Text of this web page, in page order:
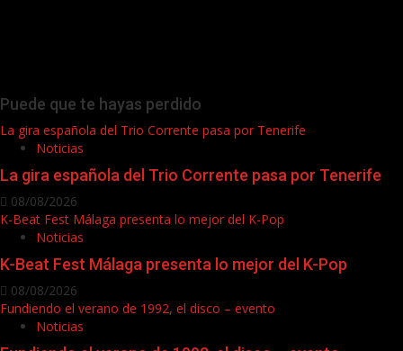
Puede que te hayas perdido
La gira española del Trio Corrente pasa por Tenerife
Noticias
La gira española del Trio Corrente pasa por Tenerife
08/08/2026
K-Beat Fest Málaga presenta lo mejor del K-Pop
Noticias
K-Beat Fest Málaga presenta lo mejor del K-Pop
08/08/2026
Fundiendo el verano de 1992, el disco – evento
Noticias